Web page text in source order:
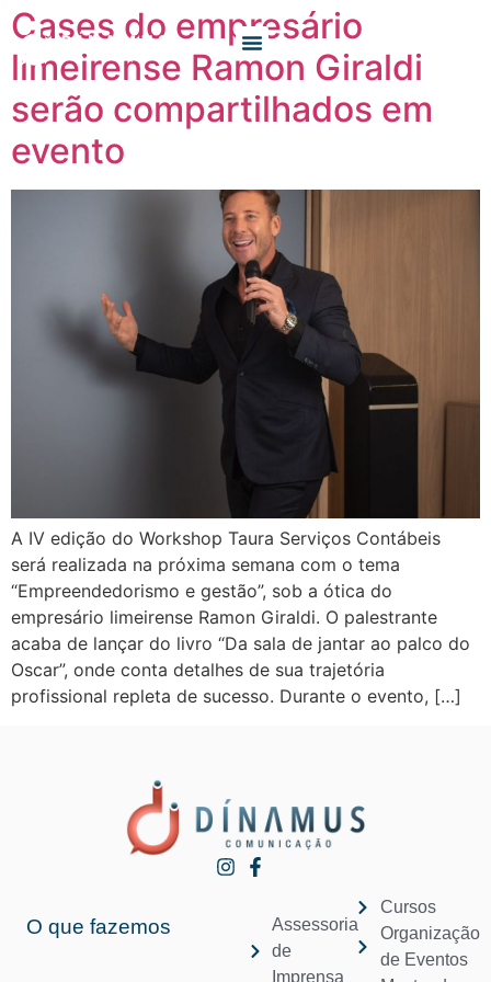
Cases do empresário
limeirense Ramon Giraldi
serão compartilhados em
evento
A IV edição do Workshop Taura Serviços Contábeis
será realizada na próxima semana com o tema
“Empreendedorismo e gestão”, sob a ótica do
empresário limeirense Ramon Giraldi. O palestrante
acaba de lançar do livro “Da sala de jantar ao palco do
Oscar”, onde conta detalhes de sua trajetória
profissional repleta de sucesso. Durante o evento, […]
O que fazemos
Assessoria
de
Imprensa
Cursos
Organização
de Eventos